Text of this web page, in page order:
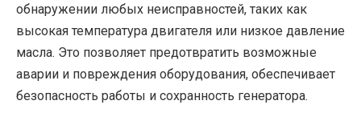
обнаружении любых неисправностей, таких как
высокая температура двигателя или низкое давление
масла. Это позволяет предотвратить возможные
аварии и повреждения оборудования, обеспечивает
безопасность работы и сохранность генератора.